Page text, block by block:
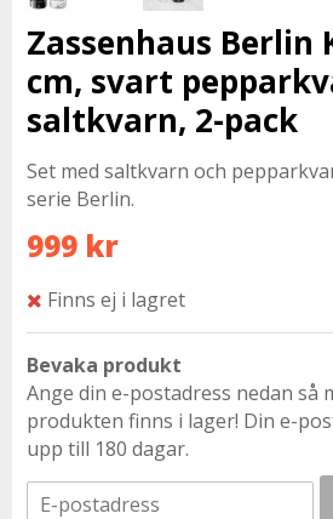
Zassenhaus Berlin
cm, svart
saltkvarn, 2-pack
Set med saltkvarn och
serie Berlin.
999 kr
Finns ej i lagret
Bevaka produkt
Ange din e-postadress nedan så
produkten finns i lager! Din e-
upp till 180 dagar.